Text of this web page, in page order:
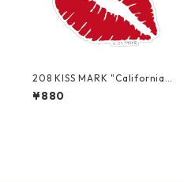
208 KISS MARK "California
Market Center" アメリカン
ステッカー スーツケース
¥880